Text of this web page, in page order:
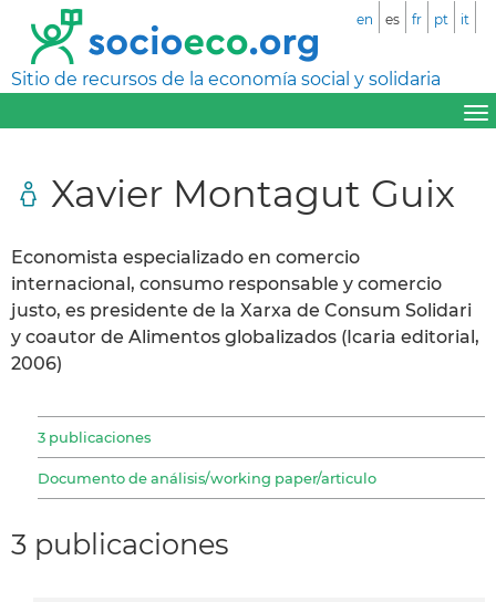
Sitio de recursos de la economía social y solidaria
en es fr pt it
Xavier Montagut Guix
Economista especializado en comercio
internacional, consumo responsable y comercio
justo, es presidente de la Xarxa de Consum Solidari
y coautor de Alimentos globalizados (Icaria editorial,
2006)
3 publicaciones
Documento de análisis/working paper/articulo
3 publicaciones